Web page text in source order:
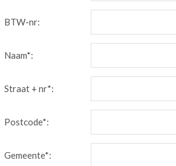
BTW-nr:
Naam*:
Straat + nr*:
Postcode*:
Gemeente*: